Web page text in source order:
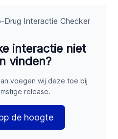
interactie niet
vinden?
voegen wij deze toe bij
release.
de hoogte